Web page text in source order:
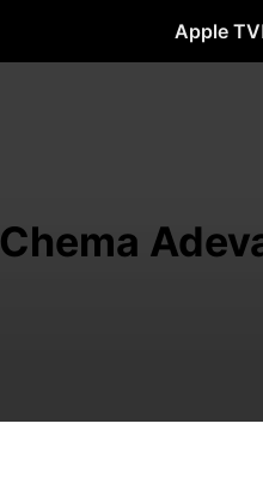
Apple TV
Chema